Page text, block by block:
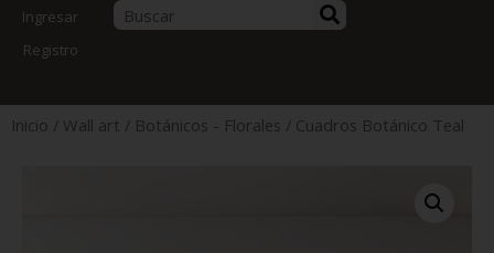
Ingresar
Registro
Inicio / Wall art / Botánicos - Florales / Cuadros Botánico Teal